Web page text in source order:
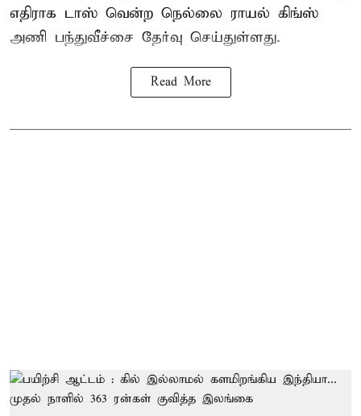
எதிராக டாஸ் வென்ற நெல்லை ராயல் கிங்ஸ்
அணி பந்துவீச்சை தேர்வு செய்துள்ளது.
Read More